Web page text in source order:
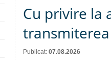
Cu privire la
Publicat: 07.08.2026